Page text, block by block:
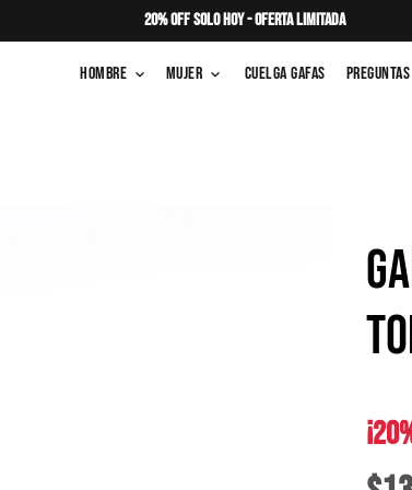
20% OFF SOLO HOY - OFERTA LIMITADA
Hombre keyboard_arrow_down Mujer keyboard_arrow_down Cuelga Gafas Preguntas